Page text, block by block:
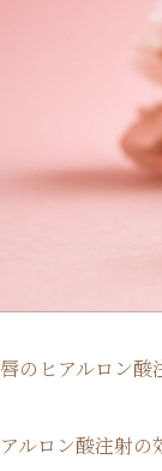
唇のヒアルロン酸
アルロン酸注射の